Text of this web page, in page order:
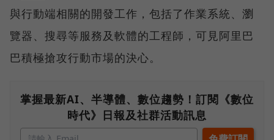
與行動端相關的開發工作，包括了作業系統、瀏
覽器、搜尋等服務及軟體的工程師，可見阿里巴
巴積極搶攻行動市場的決心。
掌握最新AI、半導體、數位趨勢！訂閱《數位
時代》日報及社群活動訊息